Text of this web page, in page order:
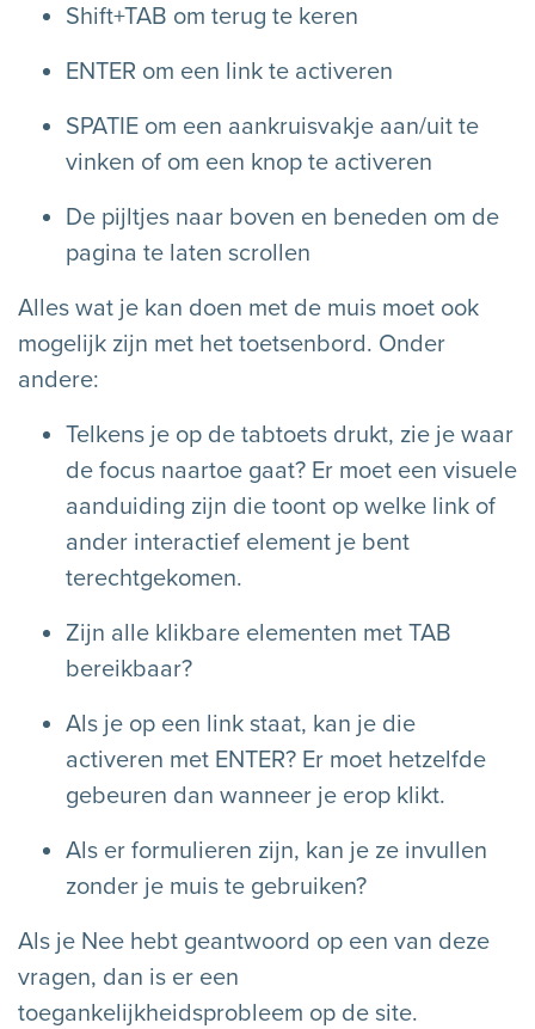
Shift+TAB om terug te keren
ENTER om een link te activeren
SPATIE om een aankruisvakje aan/uit te
vinken of om een knop te activeren
De pijltjes naar boven en beneden om de
pagina te laten scrollen
Alles wat je kan doen met de muis moet ook
mogelijk zijn met het toetsenbord. Onder
andere:
Telkens je op de tabtoets drukt, zie je waar
de focus naartoe gaat? Er moet een visuele
aanduiding zijn die toont op welke link of
ander interactief element je bent
terechtgekomen.
Zijn alle klikbare elementen met TAB
bereikbaar?
Als je op een link staat, kan je die
activeren met ENTER? Er moet hetzelfde
gebeuren dan wanneer je erop klikt.
Als er formulieren zijn, kan je ze invullen
zonder je muis te gebruiken?
Als je Nee hebt geantwoord op een van deze
vragen, dan is er een
toegankelijkheidsprobleem op de site.